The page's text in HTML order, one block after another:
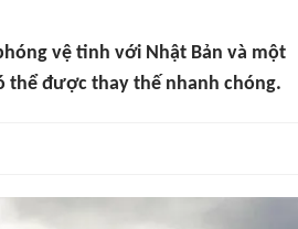
vệ tinh với Nhật Bản và một
thể được thay thế nhanh chóng.